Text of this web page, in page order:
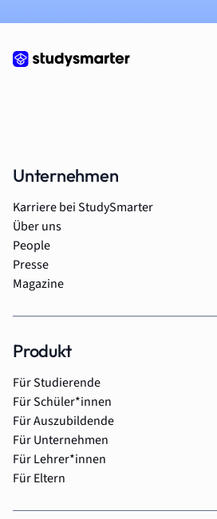
Unternehmen
Karriere bei StudySmarter
Über uns
People
Presse
Magazine
Produkt
Für Studierende
Für Schüler*innen
Für Auszubildende
Für Unternehmen
Für Lehrer*innen
Für Eltern